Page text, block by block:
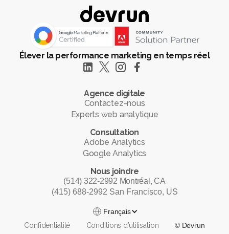
Élever la performance marketing en temps réel
Agence digitale
Contactez-nous
Experts web analytique
Consultation
Adobe Analytics
Google Analytics
Nous joindre
(514) 322-2992 Montréal, CA
(415) 688-2992 San Francisco, US
Français
Confidentialité
Conditions d’utilisation © Devrun